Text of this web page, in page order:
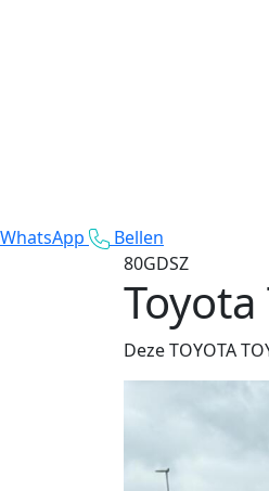
WhatsApp
Bellen
80GDSZ
Toyota
Deze TOYOTA